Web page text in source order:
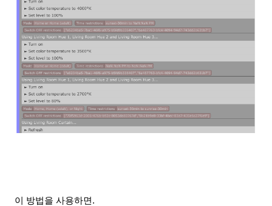
이 방법을 사용하면.